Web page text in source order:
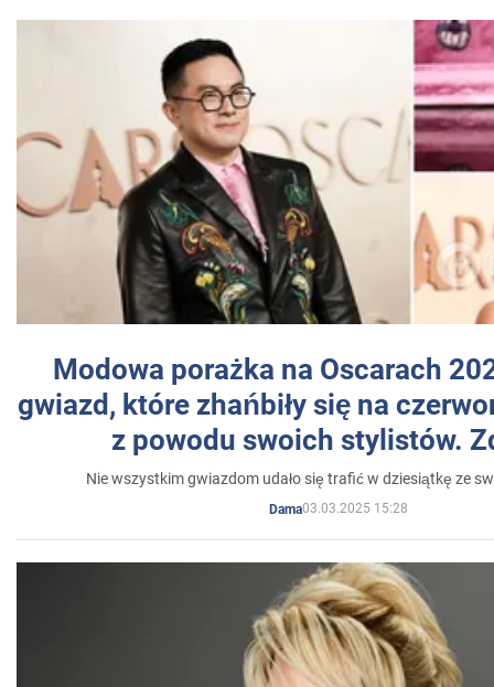
Modowa porażka na Oscarach
gwiazd, które zhańbiły się na
z powodu swoich stylistów.
Nie wszystkim gwiazdom udało się trafić w dziesiątkę ze
Dama03.03.2025 15:28